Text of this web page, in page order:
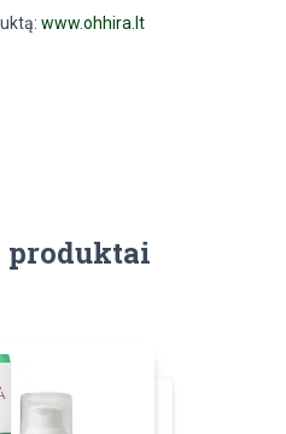
www.ohhira.lt
produktai